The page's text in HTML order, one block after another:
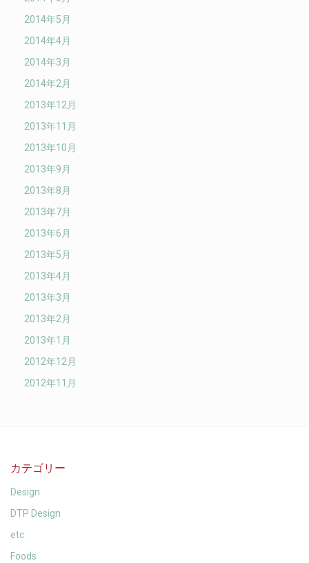
2014年5月
2014年4月
2014年3月
2014年2月
2013年12月
2013年11月
2013年10月
2013年9月
2013年8月
2013年7月
2013年6月
2013年5月
2013年4月
2013年3月
2013年2月
2013年1月
2012年12月
2012年11月
カテゴリー
Design
DTP Design
etc
Foods